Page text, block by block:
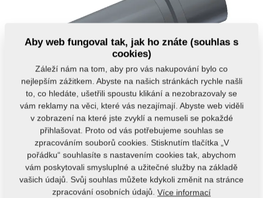
stažení
Kód produktu: 4002271
Aby web fungoval tak, jak ho znáte (souhlas s
cookies)
Záleží nám na tom, aby pro vás nakupování bylo co
nejlepším zážitkem. Abyste na našich stránkách rychle našli
to, co hledáte, ušetřili spoustu klikání a nezobrazovaly se
vám reklamy na věci, které vás nezajímají. Abyste web viděli
v zobrazení na které jste zvyklí a nemuseli se pokaždé
přihlašovat. Proto od vás potřebujeme souhlas se
zpracováním souborů cookies. Stisknutím tlačítka „V
pořádku“ souhlasíte s nastavením cookies tak, abychom
vám poskytovali smysluplné a užitečné služby na základě
vašich údajů. Svůj souhlas můžete kdykoli změnit na stránce
zpracování osobních údajů. Více informací